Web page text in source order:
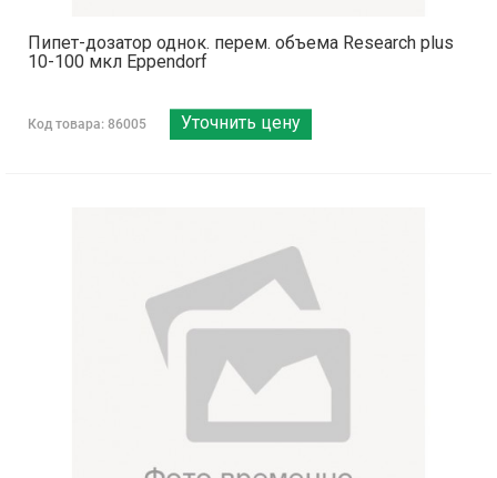
Пипет-дозатор однок. перем. объема Research plus
10-100 мкл Eppendorf
Код товара: 86005 Уточнить цену